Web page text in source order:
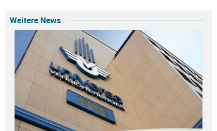
Weitere News